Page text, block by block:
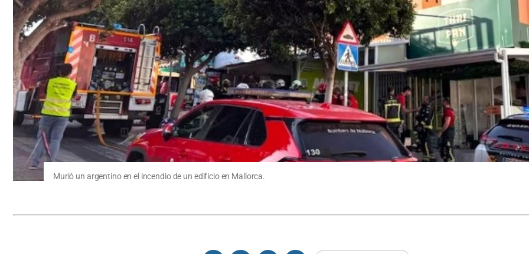
Murió un argentino en el incendio de un edificio en Mallorca.